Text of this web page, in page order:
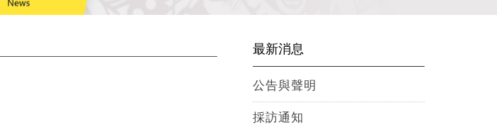
最新消息
公告與聲明
採訪通知